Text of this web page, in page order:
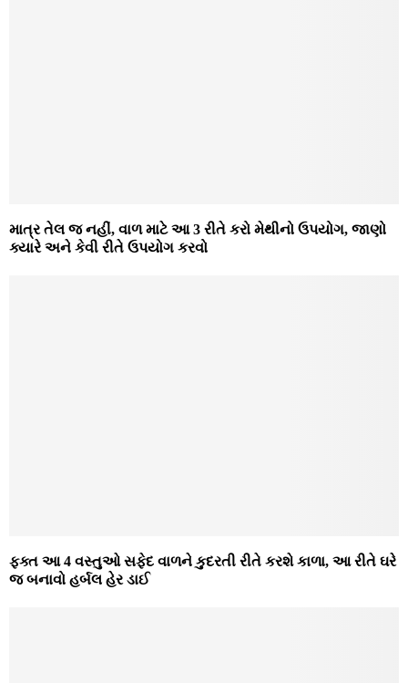
માત્ર તેલ જ નહીં, વાળ માટે આ 3 રીતે કરો મેથીનો ઉપયોગ, જાણો
ક્યારે અને કેવી રીતે ઉપયોગ કરવો
ફક્ત આ 4 વસ્તુઓ સફેદ વાળને કુદરતી રીતે કરશે કાળા, આ રીતે ઘરે
જ બનાવો હર્બલ હેર ડાઈ